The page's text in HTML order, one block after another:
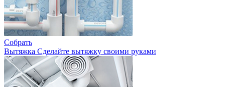
Собрать
Вытяжка Сделайте вытяжку своими руками